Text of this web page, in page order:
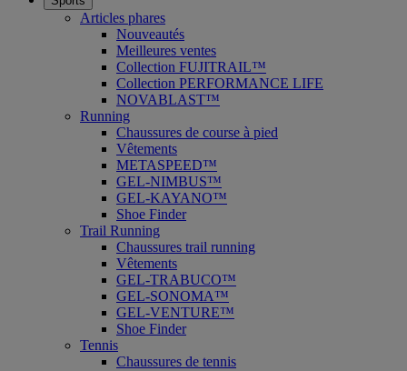
Articles phares
Nouveautés
Meilleures ventes
Collection FUJITRAIL™
Collection PERFORMANCE LIFE
NOVABLAST™
Running
Chaussures de course à pied
Vêtements
METASPEED™
GEL-NIMBUS™
GEL-KAYANO™
Shoe Finder
Trail Running
Chaussures trail running
Vêtements
GEL-TRABUCO™
GEL-SONOMA™
GEL-VENTURE™
Shoe Finder
Tennis
Chaussures de tennis